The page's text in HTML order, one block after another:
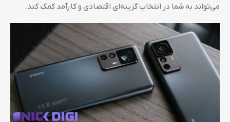
می‌تواند به شما در انتخاب گزینه‌ای اقتصادی و کارآمد کمک کند.